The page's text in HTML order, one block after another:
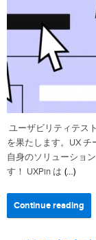
ユーザビリティテス
を果たします。UX
自身のソリューショ
す！ UXPin は (…)
Continue reading